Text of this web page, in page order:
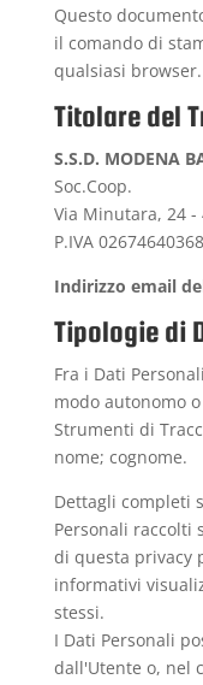
Questo
il comando di
qualsiasi browser.
Titolare del
S.S.D. MODENA
Soc.Coop.
Via Minutara, 24 -
P.IVA 02674640368
Indirizzo email
Tipologie di
Fra i Dati
modo autonomo
Strumenti di
nome; cognome.
Dettagli completi
Personali raccolti
di questa privacy
informativi
stessi.
I Dati Personali
dall'Utente o, nel